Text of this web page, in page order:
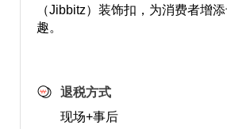
（Jibbitz）装饰扣，为消费者增
趣。
退税方式
现场+事后